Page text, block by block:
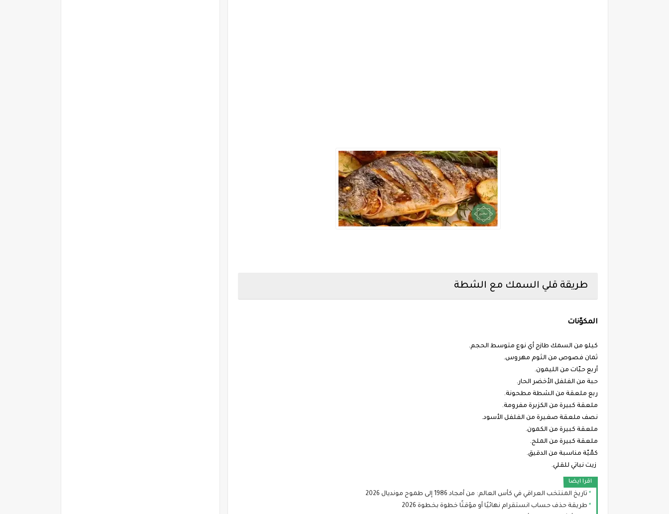
طريقة قلي السمك مع الشطة
المكوّنات
كيلو من السمك طازج أي نوع متوسط الحجم.
ثمان فصوص من الثوم مهروس.
أربع حبّات من الليمون.
حبة من الفلفل الأخضر الحار.
ربع ملعقة من الشطة مطحونة.
ملعقة كبيرة من الكزبرة مفرومة.
نصف ملعقة صغيرة من الفلفل الأسود.
ملعقة كبيرة من الكمون.
ملعقة كبيرة من الملح.
كمّيّة مناسبة من الدقيق.
زيت نباتي للقلي.
اقرا ايضا
تاريخ المنتخب العراقي في كأس العالم: من أمجاد 1986 إلى طموح مونديال 2026
طريقة حذف حساب انستقرام نهائيًا أو مؤقتًا خطوة بخطوة 2026